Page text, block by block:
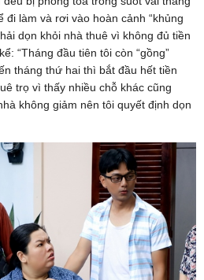
đi làm và rơi vào hoàn cảnh “khủng
dọn khỏi nhà thuê vì không đủ tiền
“Tháng đầu tiên tôi còn “gồng”
tháng thứ hai thì bắt đầu hết tiền
trọ vì thấy nhiều chỗ khác cũng
không giảm nên tôi quyết định dọn